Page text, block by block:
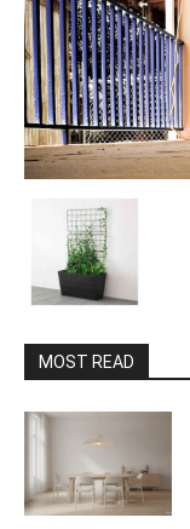
MOST READ